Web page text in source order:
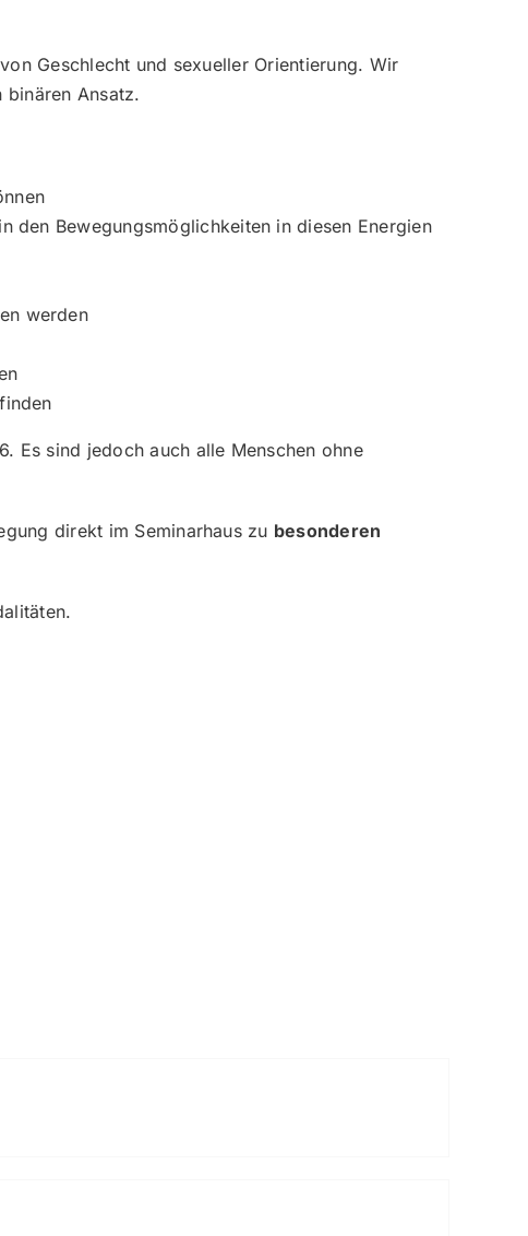
Geschlecht und sexueller Orientierung. Wir
Ansatz.
den Bewegungsmöglichkeiten in diesen Energien
werden
Es sind jedoch auch alle Menschen ohne
direkt im Seminarhaus zu besonderen